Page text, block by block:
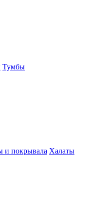
Тумбы
и покрывала Халаты